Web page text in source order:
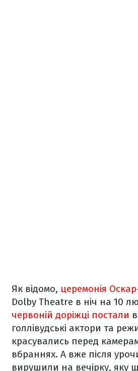
Як відомо, церемонія
Dolby Theatre в ніч на 10
червоній доріжці постали
голлівудські актори та
красувались перед
вбраннях. А вже після
вирушили на вечірку, яку